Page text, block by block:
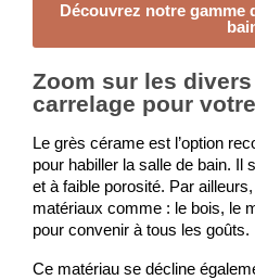
Découvrez notre gamme
Zoom sur les
carrelage pour
Le grès cérame est l’option
pour habiller la salle de bain. Il
et à faible porosité. Par
matériaux comme : le bois, le
pour convenir à tous les goûts.
Ce matériau se décline